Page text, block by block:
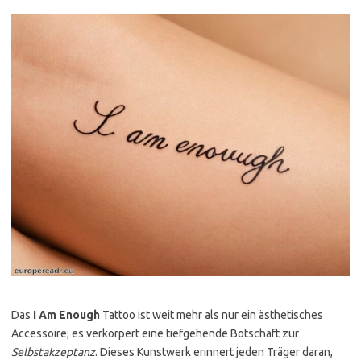
Das I Am Enough Tattoo ist weit mehr als nur ein ästhetisches
Accessoire; es verkörpert eine tiefgehende Botschaft zur
Selbstakzeptanz. Dieses Kunstwerk erinnert jeden Träger daran,